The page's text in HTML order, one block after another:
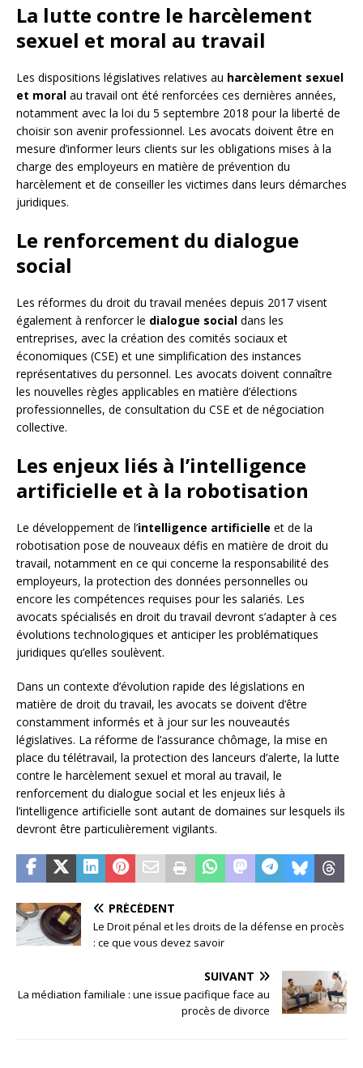
La lutte contre le harcèlement
sexuel et moral au travail
Les dispositions législatives relatives au harcèlement sexuel
et moral au travail ont été renforcées ces dernières années,
notamment avec la loi du 5 septembre 2018 pour la liberté de
choisir son avenir professionnel. Les avocats doivent être en
mesure d’informer leurs clients sur les obligations mises à la
charge des employeurs en matière de prévention du
harcèlement et de conseiller les victimes dans leurs démarches
juridiques.
Le renforcement du dialogue
social
Les réformes du droit du travail menées depuis 2017 visent
également à renforcer le dialogue social dans les
entreprises, avec la création des comités sociaux et
économiques (CSE) et une simplification des instances
représentatives du personnel. Les avocats doivent connaître
les nouvelles règles applicables en matière d’élections
professionnelles, de consultation du CSE et de négociation
collective.
Les enjeux liés à l’intelligence
artificielle et à la robotisation
Le développement de l’intelligence artificielle et de la
robotisation pose de nouveaux défis en matière de droit du
travail, notamment en ce qui concerne la responsabilité des
employeurs, la protection des données personnelles ou
encore les compétences requises pour les salariés. Les
avocats spécialisés en droit du travail devront s’adapter à ces
évolutions technologiques et anticiper les problématiques
juridiques qu’elles soulèvent.
Dans un contexte d’évolution rapide des législations en
matière de droit du travail, les avocats se doivent d’être
constamment informés et à jour sur les nouveautés
législatives. La réforme de l’assurance chômage, la mise en
place du télétravail, la protection des lanceurs d’alerte, la lutte
contre le harcèlement sexuel et moral au travail, le
renforcement du dialogue social et les enjeux liés à
l’intelligence artificielle sont autant de domaines sur lesquels ils
devront être particulièrement vigilants.
PRÉCÉDENT
Le Droit pénal et les droits de la défense en procès
: ce que vous devez savoir
SUIVANT
La médiation familiale : une issue pacifique face au
procès de divorce